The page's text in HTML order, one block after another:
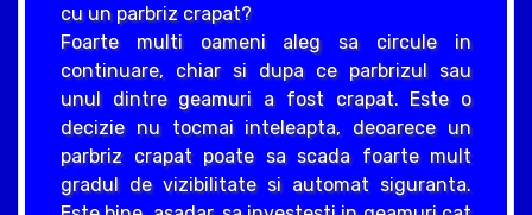
cu un parbriz crapat?
Foarte multi oameni aleg sa circule in
continuare, chiar si dupa ce parbrizul sau
unul dintre geamuri a fost crapat. Este o
decizie nu tocmai inteleapta, deoarece un
parbriz crapat poate sa scada foarte mult
gradul de vizibilitate si automat siguranta.